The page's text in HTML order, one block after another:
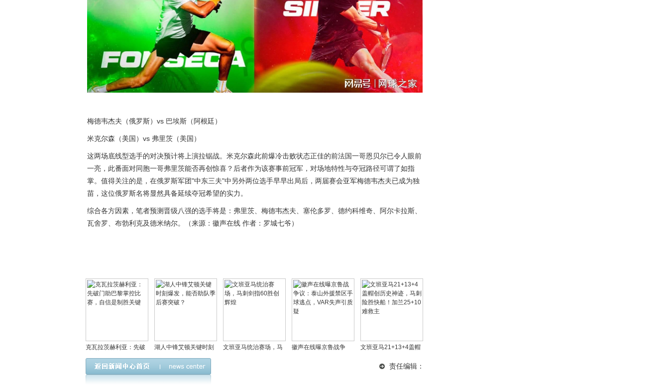
梅德韦杰夫（俄罗斯）vs 巴埃斯（阿根廷）
米克尔森（美国）vs 弗里茨（美国）
这两场底线型选手的对决预计将上演拉锯战。米克尔森此前爆冷击败状态正佳的前法国一哥恩贝尔已令人眼前
一亮，此番面对同胞一哥弗里茨能否再创惊喜？后者作为该赛事前冠军，对场地特性与夺冠路径可谓了如指
掌。值得关注的是，在俄罗斯军团"中东三夫"中另外两位选手早早出局后，两届赛会亚军梅德韦杰夫已成为独
苗，这位俄罗斯名将显然具备延续夺冠希望的实力。
综合各方因素，笔者预测晋级八强的选手将是：弗里茨、梅德韦杰夫、塞伦多罗、德约科维奇、阿尔卡拉斯、
瓦舍罗、布勃利克及德米纳尔。（来源：徽声在线 作者：罗城七爷）
克瓦拉茨赫利亚：先破
门助巴黎掌控比赛，自
信是制胜关键
湖人中锋艾顿关键时刻
爆发，能否助队季后赛
文班亚马统治赛场，马
徽声在线曝京鲁战争
文班亚马21+13+4盖帽
快船！加兰25+10难救
责任编辑：